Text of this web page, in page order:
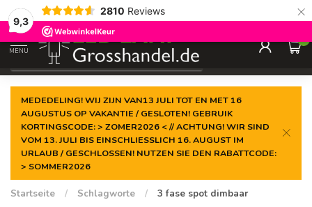
9,3
2810 Reviews ×
Garantiert derniedrigste Preis
MENU
0
MEDEDELING! WIJ ZIJN VAN13 JULI TOT EN MET 16
AUGUSTUS OP VAKANTIE / GESLOTEN! GEBRUIK
KORTINGSCODE: > ZOMER2026 < // ACHTUNG! WIR SIND
VOM 13. JULI BIS EINSCHLIESSLICH 16. AUGUST IM
URLAUB / GESCHLOSSEN! NUTZEN SIE DEN RABATTCODE:
> SOMMER2026
Startseite / Schlagworte / 3 fase spot dimbaar